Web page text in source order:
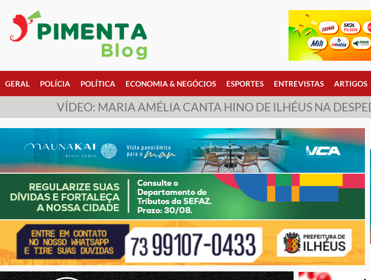
GERAL POLÍCIA POLÍTICA ECONOMIA & NEGÓCIOS ESPORTES ENTREVISTAS ARTIGOS
VÍDEO: MARIA AMÉLIA CANTA HINO DE ILHÉUS NA